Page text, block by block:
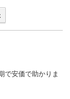
で安価で助かりま